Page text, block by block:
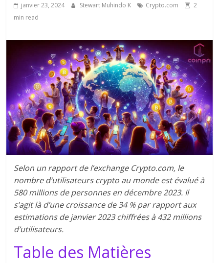
janvier 23, 2024 Stewart Muhindo K Crypto.com
2
min read
Selon un rapport de l’exchange Crypto.com, le
nombre d’utilisateurs crypto au monde est évalué à
580 millions de personnes en décembre 2023. Il
s’agit là d’une croissance de 34 % par rapport aux
estimations de janvier 2023 chiffrées à 432 millions
d’utilisateurs.
Table des Matières